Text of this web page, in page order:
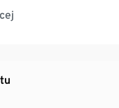
w 3
montażowe